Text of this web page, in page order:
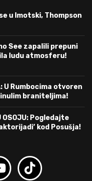
u Imotski, Thompson
See zapalili prepuni
ludu atmosferu!
U Rumbocima otvoren
braniteljima!
OSOJU: Pogledajte
kod Posušja!